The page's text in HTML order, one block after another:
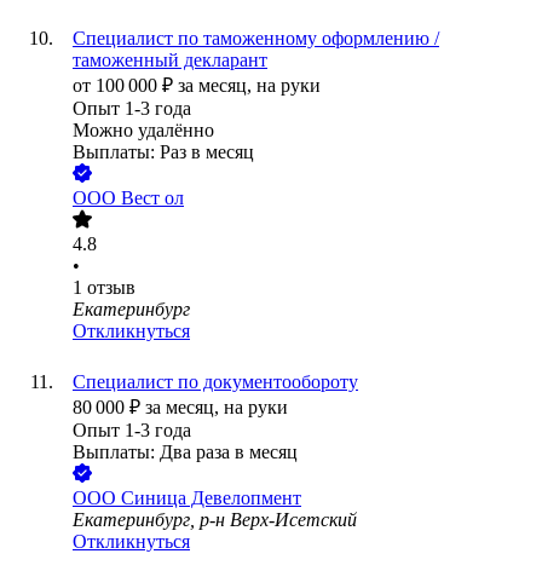
Специалист по таможенному оформлению /
таможенный декларант
от 100 000 ₽ за месяц, на руки
Опыт 1-3 года
Можно удалённо
Выплаты: Раз в месяц
ООО Вест ол
4.8
•
1 отзыв
Екатеринбург
Откликнуться
Специалист по документообороту
80 000 ₽ за месяц, на руки
Опыт 1-3 года
Выплаты: Два раза в месяц
ООО Синица Девелопмент
Екатеринбург, р-н Верх-Исетский
Откликнуться